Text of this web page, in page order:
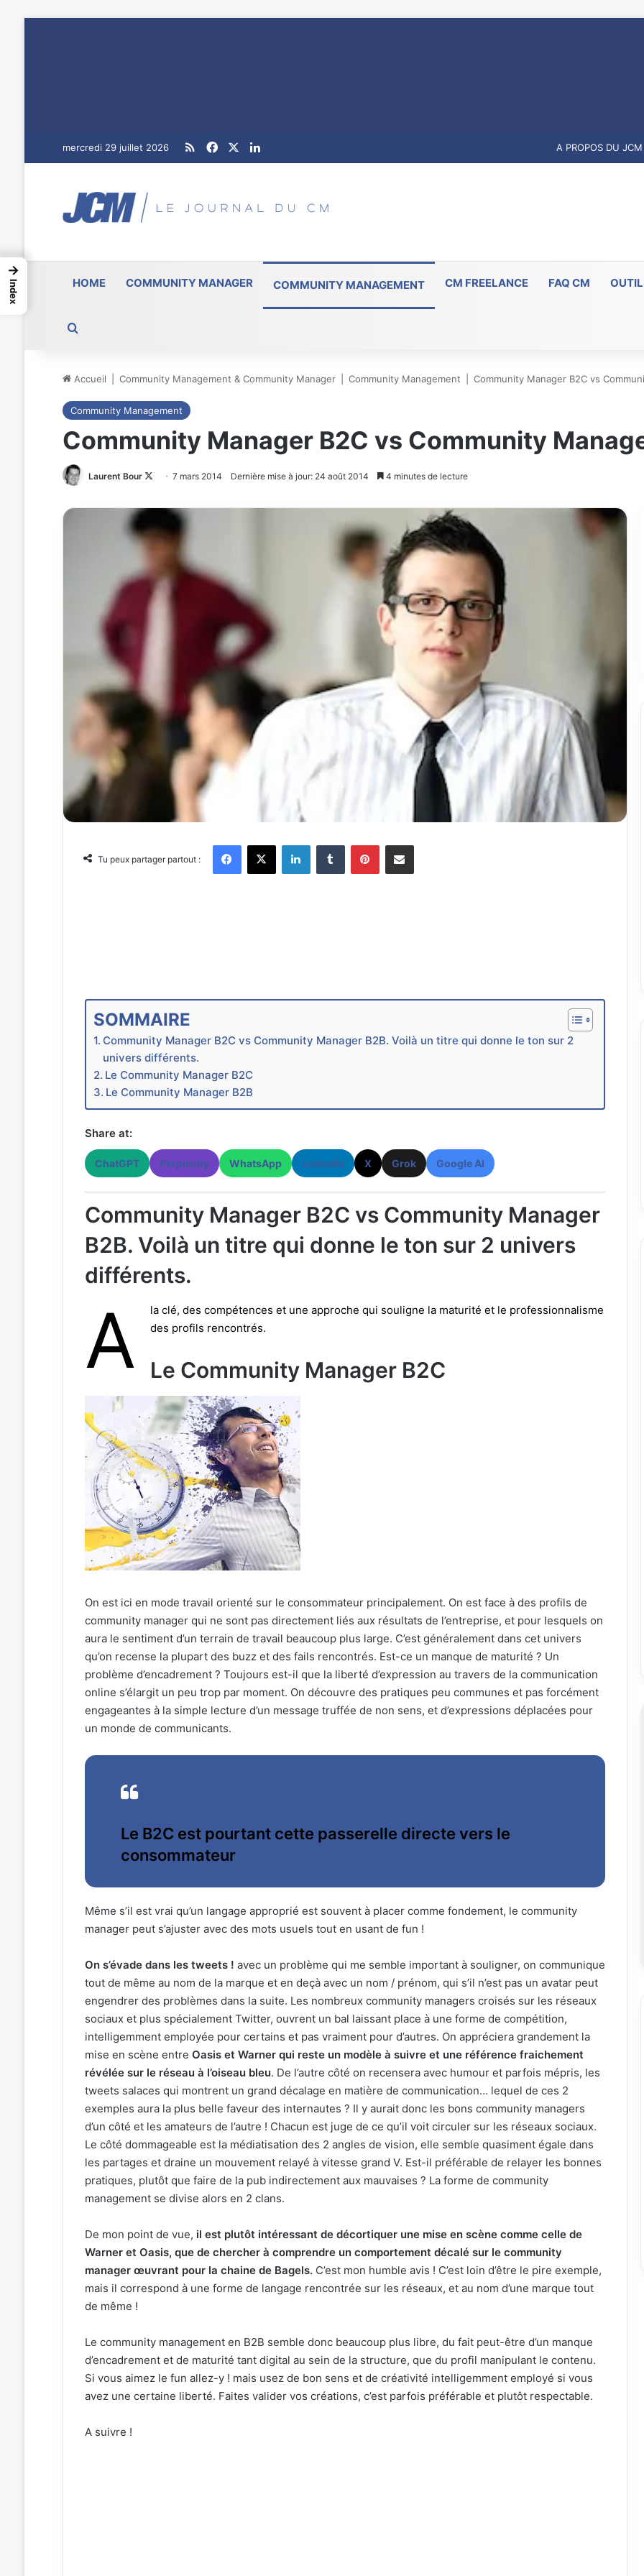
mercredi 29 juillet 2026 RSSFacebookLinkedin A PROPOS DU JCM
HOME COMMUNITY MANAGER COMMUNITY MANAGEMENT CM FREELANCE FAQ CM
Accueil Community Management & Community Manager Community Management Community Manager B2C vs
Community Management
Community Manager B2C vs Community
Laurent Bour
Follow
X
7 mars 2014 Dernière mise à jour: 24 août 2014 4 minutes de lecture
Tu peux partager partout :
Facebook X Linkedin Tumblr Pinterest Partager par email
SOMMAIRE
Community Manager B2C vs Community Manager B2B. Voilà un titre qui donne le ton sur 2
univers différents.
Le Community Manager B2C
Le Community Manager B2B
Share at:
ChatGPT Perplexity WhatsApp LinkedIn X Grok Google AI
Community Manager B2C vs Community Manager
B2B. Voilà un titre qui donne le ton sur 2 univers
différents.
A
la clé, des compétences et une approche qui souligne la maturité et le professionnalisme
des profils rencontrés.
Le Community Manager B2C
On est ici en mode travail orienté sur le consommateur principalement. On est face à des profils de
community manager qui ne sont pas directement liés aux résultats de l’entreprise, et pour lesquels on
aura le sentiment d’un terrain de travail beaucoup plus large. C’est généralement dans cet univers
qu’on recense la plupart des buzz et des fails rencontrés. Est-ce un manque de maturité ? Un
problème d’encadrement ? Toujours est-il que la liberté d’expression au travers de la communication
online s’élargit un peu trop par moment. On découvre des pratiques peu communes et pas forcément
engageantes à la simple lecture d’un message truffée de non sens, et d’expressions déplacées pour
un monde de communicants.
Le B2C est pourtant cette passerelle directe vers le
consommateur
Même s’il est vrai qu’un langage approprié est souvent à placer comme fondement, le community
manager peut s’ajuster avec des mots usuels tout en usant de fun !
On s’évade dans les tweets ! avec un problème qui me semble important à souligner, on communique
tout de même au nom de la marque et en deçà avec un nom / prénom, qui s’il n’est pas un avatar peut
engendrer des problèmes dans la suite. Les nombreux community managers croisés sur les réseaux
sociaux et plus spécialement Twitter, ouvrent un bal laissant place à une forme de compétition,
intelligemment employée pour certains et pas vraiment pour d’autres. On appréciera grandement la
mise en scène entre Oasis et Warner qui reste un modèle à suivre et une référence fraichement
révélée sur le réseau à l’oiseau bleu. De l’autre côté on recensera avec humour et parfois mépris, les
tweets salaces qui montrent un grand décalage en matière de communication… lequel de ces 2
exemples aura la plus belle faveur des internautes ? Il y aurait donc les bons community managers
d’un côté et les amateurs de l’autre ! Chacun est juge de ce qu’il voit circuler sur les réseaux sociaux.
Le côté dommageable est la médiatisation des 2 angles de vision, elle semble quasiment égale dans
les partages et draine un mouvement relayé à vitesse grand V. Est-il préférable de relayer les bonnes
pratiques, plutôt que faire de la pub indirectement aux mauvaises ? La forme de community
management se divise alors en 2 clans.
De mon point de vue, il est plutôt intéressant de décortiquer une mise en scène comme celle de
Warner et Oasis, que de chercher à comprendre un comportement décalé sur le community
manager œuvrant pour la chaine de Bagels.C’est mon humble avis ! C’est loin d’être le pire exemple,
mais il correspond à une forme de langage rencontrée sur les réseaux, et au nom d’une marque tout
de même !
Le community management en B2B semble donc beaucoup plus libre, du fait peut-être d’un manque
d’encadrement et de maturité tant digital au sein de la structure, que du profil manipulant le contenu.
Si vous aimez le fun allez-y ! mais usez de bon sens et de créativité intelligemment employé si vous
avez une certaine liberté. Faites valider vos créations, c’est parfois préférable et plutôt respectable.
A suivre !
→
Index